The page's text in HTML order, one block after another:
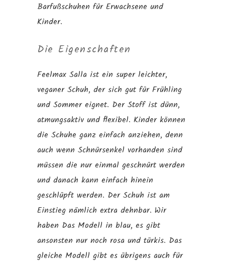
Barfußschuhen für Erwachsene und
Kinder.
Die Eigenschaften
Feelmax Salla ist ein super leichter,
veganer Schuh, der sich gut für Frühling
und Sommer eignet. Der Stoff ist dünn,
atmungsaktiv und flexibel. Kinder können
die Schuhe ganz einfach anziehen, denn
auch wenn Schnürsenkel vorhanden sind
müssen die nur einmal geschnürt werden
und danach kann einfach hinein
geschlüpft werden. Der Schuh ist am
Einstieg nämlich extra dehnbar. Wir
haben Das Modell in blau, es gibt
ansonsten nur noch rosa und türkis. Das
gleiche Modell gibt es übrigens auch für